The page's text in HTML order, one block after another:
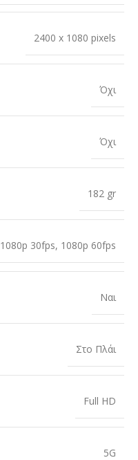
2400 x 1080 pixels
Όχι
Όχι
182 gr
1080p 30fps, 1080p 60fps
Ναι
Στο Πλάι
Full HD
5G